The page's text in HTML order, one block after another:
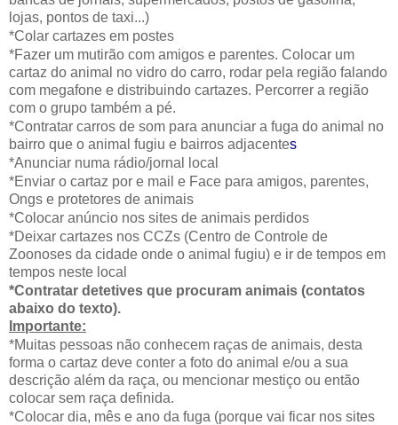
lojas, pontos de taxi...)
*Colar cartazes em postes
*Fazer um mutirão com amigos e parentes. Colocar um
cartaz do animal no vidro do carro, rodar pela região falando
com megafone e distribuindo cartazes. Percorrer a região
com o grupo também a pé.
*Contratar carros de som para anunciar a fuga do animal no
bairro que o animal fugiu e bairros adjacentes
*Anunciar numa rádio/jornal local
*Enviar o cartaz por e mail e Face para amigos, parentes,
Ongs e protetores de animais
*Colocar anúncio nos sites de animais perdidos
*Deixar cartazes nos CCZs (Centro de Controle de
Zoonoses da cidade onde o animal fugiu) e ir de tempos em
tempos neste local
*Contratar detetives que procuram animais (contatos
abaixo do texto).
Importante:
*Muitas pessoas não conhecem raças de animais, desta
forma o cartaz deve conter a foto do animal e/ou a sua
descrição além da raça, ou mencionar mestiço ou então
colocar sem raça definida.
*Colocar dia, mês e ano da fuga (porque vai ficar nos sites